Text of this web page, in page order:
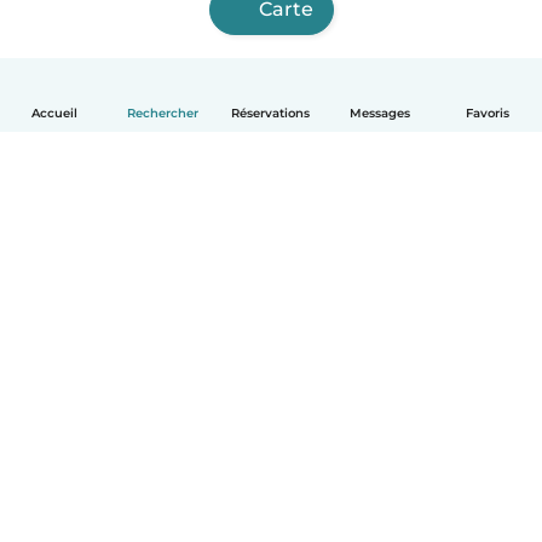
Accueil Rechercher Réservations Messages Favoris
Carte